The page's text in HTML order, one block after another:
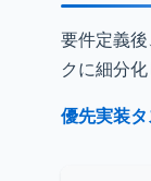
要件定義
クに細分化
優先実装タ